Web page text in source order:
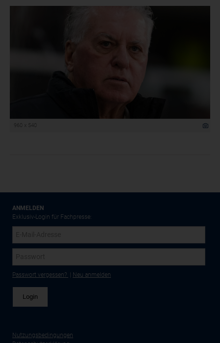
960 x 540
ANMELDEN
Exklusiv-Login für Fachpresse:
Passwort vergessen? | Neu anmelden
Nutzungsbedingungen